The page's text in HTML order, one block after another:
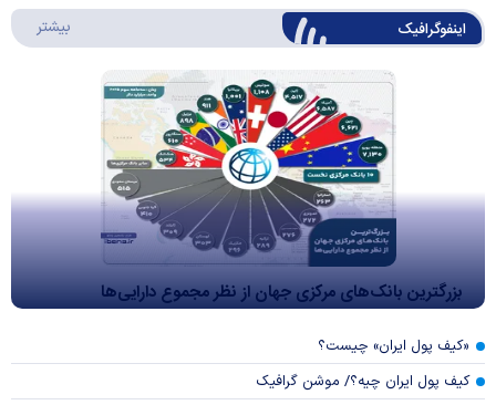
اینفوگرافیک بیشتر
بزرگترین بانک‌های مرکزی جهان از نظر مجموع دارایی‌ها
«کیف پول ایران» چیست؟
کیف پول ایران چیه؟/ موشن گرافیک